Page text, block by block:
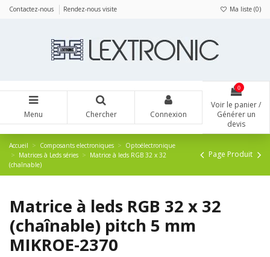
Contactez-nous Rendez-nous visite Ma liste (0)
Menu Chercher Connexion
0
Voir le panier /
Générer un
devis
Accueil Composants electroniques
Optoélectronique
Matrices à Leds séries
Matrice à leds RGB 32 x 32
(chaînable)
Page Produit
Matrice à leds RGB 32 x 32
(chaînable) pitch 5 mm
MIKROE-2370
Panneau de gestion des cookies